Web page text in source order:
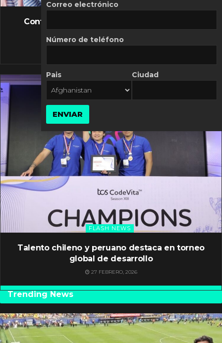
FLASH NEWS
Controversia de Mercado Libre por costos
10 MARZO, 2026
FLASH NEWS
Talento chileno y peruano destaca en torneo
global de desarrollo
27 FEBRERO, 2026
Trending News
Correo electrónico
Número de teléfono
Pais Ciudad
ENVIAR